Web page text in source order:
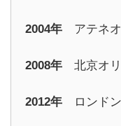
2004年 アテネ
2008年 北京オ
2012年 ロンド